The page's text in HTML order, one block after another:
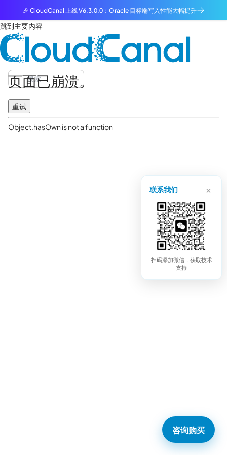
🎉 CloudCanal 上线 V6.3.0.0：Oracle 目标端写入性能大幅提升
跳到主要内容
页面已崩溃。
重试
Object.hasOwn is not a function
联系我们 ×
扫码添加微信，获取技术
支持
咨询购买